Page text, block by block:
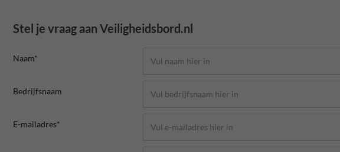
Stel je vraag aan Veiligheidsbord.nl
Naam*
Bedrijfsnaam
E-mailadres*